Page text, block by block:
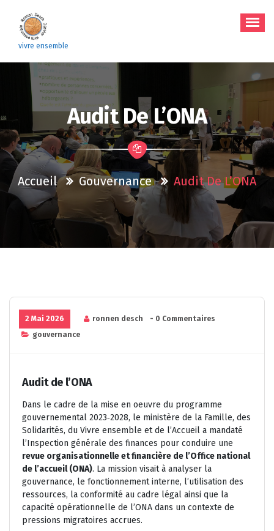
contenu
vivre ensemble
Audit De L’ONA
Accueil Gouvernance Audit De L’ONA
2 Mai 2026 ronnen desch
- 0 Commentaires
gouvernance
Audit de l’ONA
Dans le cadre de la mise en oeuvre du programme
gouvernemental 2023‑2028, le ministère de la Famille, des
Solidarités, du Vivre ensemble et de l’Accueil a mandaté
l’Inspection générale des finances pour conduire une
revue organisationnelle et financière de l’Office national
de l’accueil (ONA). La mission visait à analyser la
gouvernance, le fonctionnement interne, l’utilisation des
ressources, la conformité au cadre légal ainsi que la
capacité opérationnelle de l’ONA dans un contexte de
pressions migratoires accrues.